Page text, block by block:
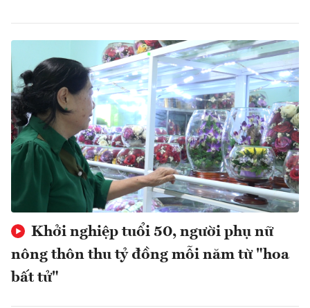
Khởi nghiệp tuổi 50, người phụ nữ
nông thôn thu tỷ đồng mỗi năm từ "hoa
bất tử"